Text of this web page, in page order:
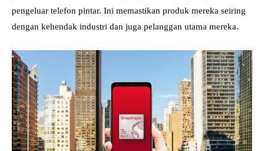
pengeluar telefon pintar. Ini memastikan produk mereka seiring
dengan kehendak industri dan juga pelanggan utama mereka.